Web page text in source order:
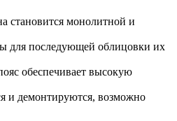
становится монолитной и
для последующей облицовки их
обеспечивает высокую
и демонтируются, возможно